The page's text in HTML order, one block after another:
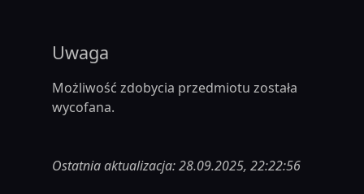
Uwaga
Możliwość zdobycia przedmiotu została
wycofana.
Ostatnia aktualizacja: 28.09.2025, 22:22:56